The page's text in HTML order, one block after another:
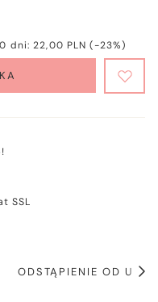
dni:22,00 PLN (-23%)
SSL
ODSTĄPIENIE OD